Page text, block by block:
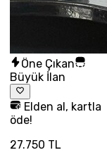
Öne Çıkan
Büyük İlan
Elden al, kartla
öde!
27.750 TL